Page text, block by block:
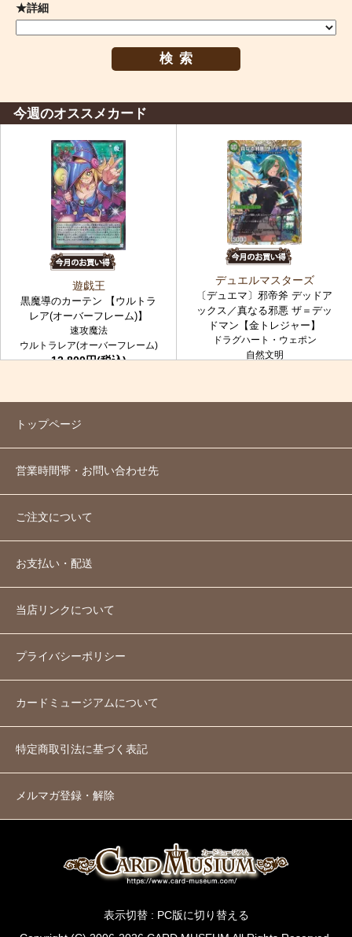
★詳細
検索
今週のオススメカード
遊戯王
黒魔導のカーテン 【ウルトラ
レア(オーバーフレーム)】
速攻魔法
ウルトラレア(オーバーフレーム)
12,800円(税込)
デュエルマスターズ
〔デュエマ〕邪帝斧 デッドア
ックス／真なる邪悪 ザ＝デッ
ドマン【金トレジャー】
ドラグハート・ウェポン
自然文明
トップページ
営業時間帯・お問い合わせ先
ご注文について
お支払い・配送
当店リンクについて
プライバシーポリシー
カードミュージアムについて
特定商取引法に基づく表記
メルマガ登録・解除
表示切替 : PC版に切り替える